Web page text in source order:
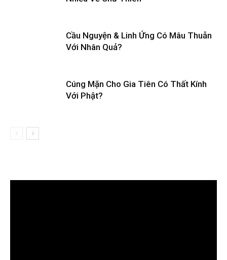
Cầu Nguyện & Linh Ứng Có Mâu Thuẫn
Với Nhân Quả?
Cúng Mặn Cho Gia Tiên Có Thất Kính
Với Phật?